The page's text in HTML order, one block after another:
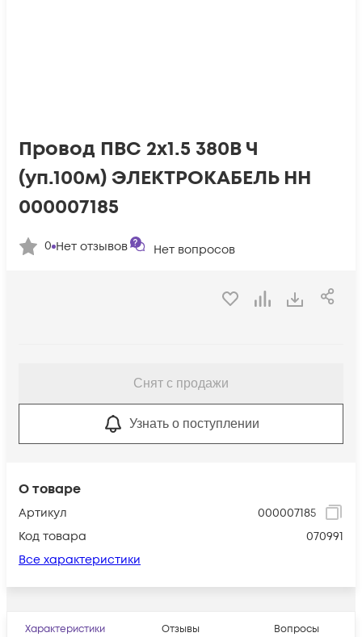
О товаре
Артикул
000007185
Код товара
070991
Все характеристики
Провод ПВС 2х1.5 380В Ч
(уп.100м) ЭЛЕКТРОКАБЕЛЬ НН
000007185
0 Нет отзывов Нет вопросов
Снят с продажи
Узнать о поступлении
Характеристики Отзывы Вопросы